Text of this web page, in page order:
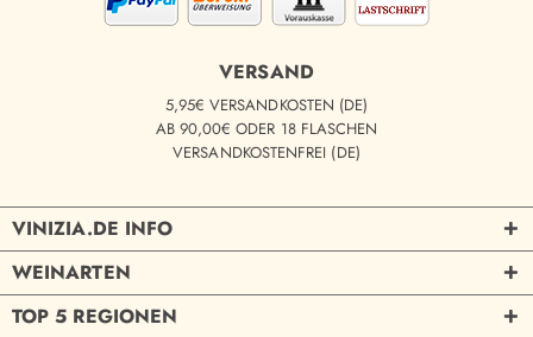
VERSAND
5,95€ VERSANDKOSTEN (DE)
AB 90,00€ ODER 18 FLASCHEN
VERSANDKOSTENFREI (DE)
VINIZIA.DE INFO
WEINARTEN
TOP 5 REGIONEN